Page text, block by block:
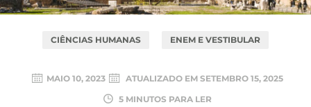
CIÊNCIAS HUMANAS ENEM E VESTIBULAR
MAIO 10, 2023 ATUALIZADO EM SETEMBRO 15, 2025
5 MINUTOS PARA LER